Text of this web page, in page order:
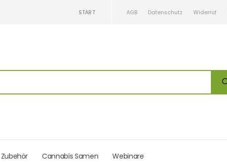
START AGB Datenschutz Widerruf
Zubehör Cannabis Samen Webinare